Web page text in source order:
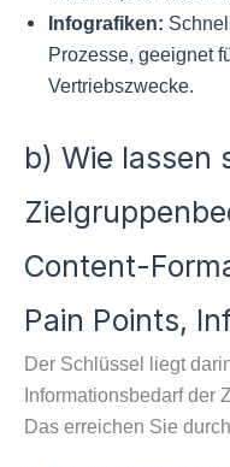
Infografiken:
Prozesse, geeignet
Vertriebszwecke.
b) Wie lassen
Content-
Pain Points,
Der Schlüssel liegt
Informationsbedarf der
Das erreichen Sie